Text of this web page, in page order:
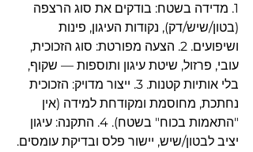
1. מדידה בשטח: בודקים את סוג הרצפה
(בטון/שיש/דק), נקודות העיגון, פינות
ושיפועים. 2. הצעה מפורטת: סוג הזכוכית,
עובי, פרזול, שיטת עיגון ותוספות — שקוף,
בלי אותיות קטנות. 3. ייצור מדויק: הזכוכית
נחתכת, מחוסמת ומקודחת למידה (אין
"התאמות בכוח" בשטח). 4. התקנה: עיגון
יציב לבטון/שיש, יישור פלס ובדיקת עומסים.